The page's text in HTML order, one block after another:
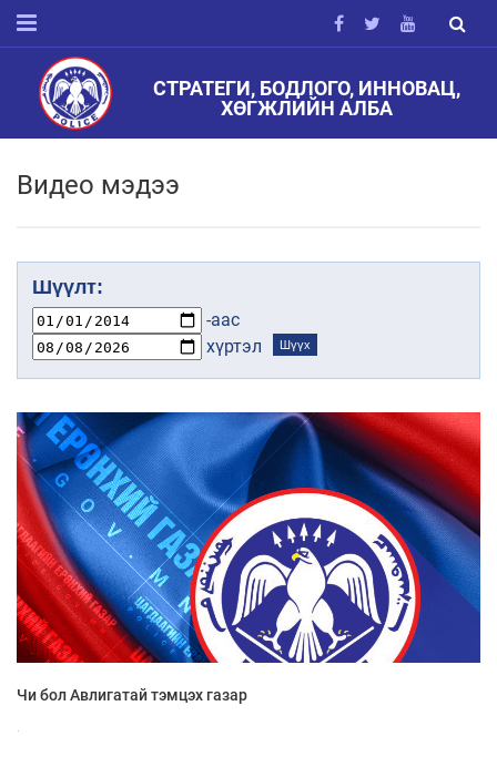
СТРАТЕГИ, БОДЛОГО, ИННОВАЦ,
ХӨГЖЛИЙН АЛБА
Видео мэдээ
Шүүлт:
-аас
хүртэл
Шүүх
Чи бол Авлигатай тэмцэх газар